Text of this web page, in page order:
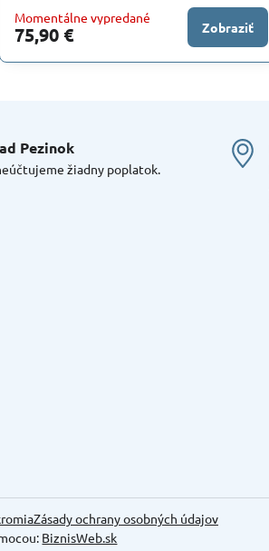
Momentálne vypredané
75,90 € Zobraziť
Pezinok
žiadny poplatok.
Zásady ochrany osobných údajov
BiznisWeb.sk